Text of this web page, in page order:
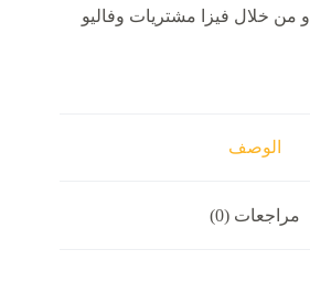
من خلال فيزا مشتريات وفاليو
الوصف
مراجعات (0)